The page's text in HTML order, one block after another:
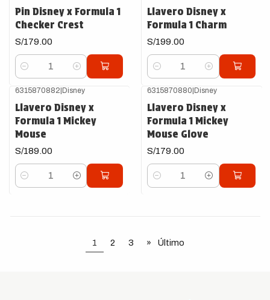
Pin Disney x Formula 1
Checker Crest
S/179.00
Cantidad
Llavero Disney x
Formula 1 Charm
S/199.00
Cantidad
6315870882 Disney
Llavero Disney x
Formula 1 Mickey
Mouse
S/189.00
Cantidad
6315870880 Disney
Llavero Disney x
Formula 1 Mickey
Mouse Glove
S/179.00
Cantidad
1 2 3 » Último